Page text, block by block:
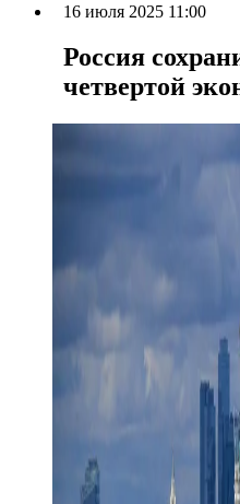
16 июля 2025 11:00
Россия
четвертой